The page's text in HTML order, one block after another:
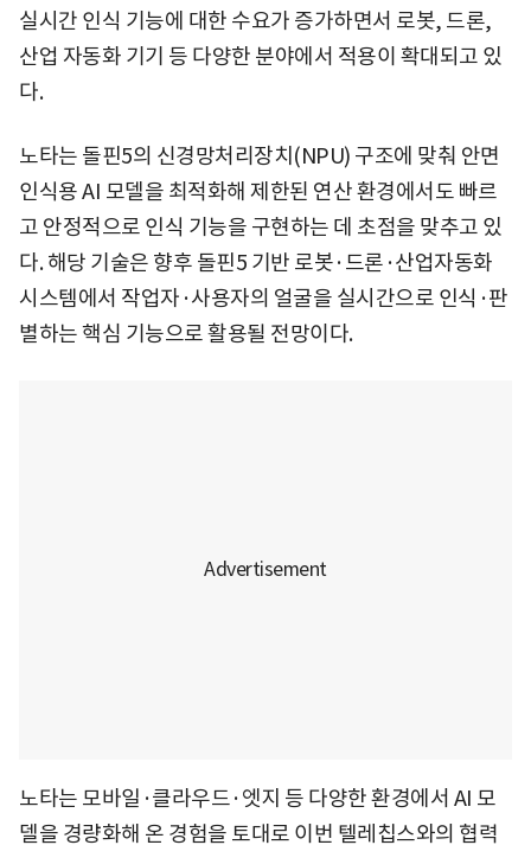
실시간 인식 기능에 대한 수요가 증가하면서 로봇, 드론,
산업 자동화 기기 등 다양한 분야에서 적용이 확대되고 있
다.
노타는 돌핀5의 신경망처리장치(NPU) 구조에 맞춰 안면
인식용 AI 모델을 최적화해 제한된 연산 환경에서도 빠르
고 안정적으로 인식 기능을 구현하는 데 초점을 맞추고 있
다. 해당 기술은 향후 돌핀5 기반 로봇·드론·산업자동화
시스템에서 작업자·사용자의 얼굴을 실시간으로 인식·판
별하는 핵심 기능으로 활용될 전망이다.
노타는 모바일·클라우드·엣지 등 다양한 환경에서 AI 모
델을 경량화해 온 경험을 토대로 이번 텔레칩스와의 협력